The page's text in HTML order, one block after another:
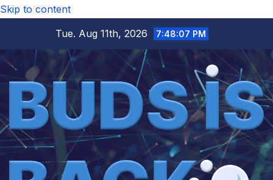
Skip to content
Tue. Aug 11th, 2026
7:48:08 PM